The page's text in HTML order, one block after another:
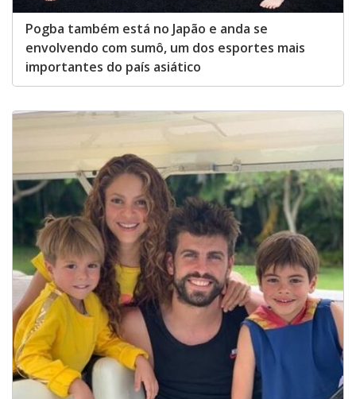
Pogba também está no Japão e anda se
envolvendo com sumô, um dos esportes mais
importantes do país asiático